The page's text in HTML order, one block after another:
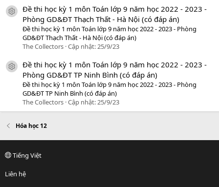
icon tài liệu
Đề thi học kỳ 1 môn Toán lớp 9 năm học 2022 - 2023 -
Phòng GD&ĐT Thạch Thất - Hà Nội (có đáp án)
Đề thi học kỳ 1 môn Toán lớp 9 năm học 2022 - 2023 - Phòng
GD&ĐT Thạch Thất - Hà Nội (có đáp án)
The Collectors Cập nhật:25/9/23
icon tài liệu
Đề thi học kỳ 1 môn Toán lớp 9 năm học 2022 - 2023 -
Phòng GD&ĐT TP Ninh Bình (có đáp án)
Đề thi học kỳ 1 môn Toán lớp 9 năm học 2022 - 2023 - Phòng
GD&ĐT TP Ninh Bình (có đáp án)
The Collectors Cập nhật: 25/9/23
Hóa học 12
Tiếng Việt
Liên hệ